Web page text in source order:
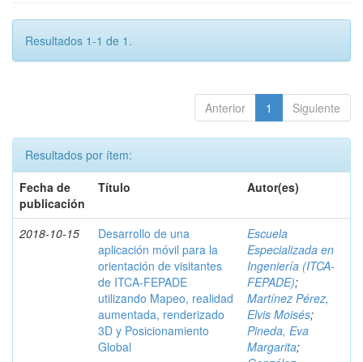
Resultados 1-1 de 1.
Anterior 1 Siguiente
Resultados por ítem:
Fecha de
publicación
Título Autor(es)
2018-10-15
Desarrollo de una
aplicación móvil para la
orientación de visitantes
de ITCA-FEPADE
utilizando Mapeo, realidad
aumentada, renderizado
3D y Posicionamiento
Global
Escuela
Especializada en
Ingeniería (ITCA-
FEPADE);
Martínez Pérez,
Elvis Moisés;
Pineda, Eva
Margarita;